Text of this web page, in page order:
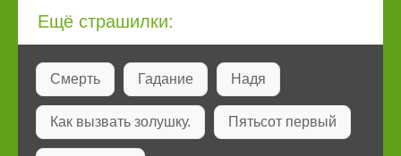
Ещё страшилки:
Смерть Гадание Надя
Как вызвать золушку. Пятьсот первый